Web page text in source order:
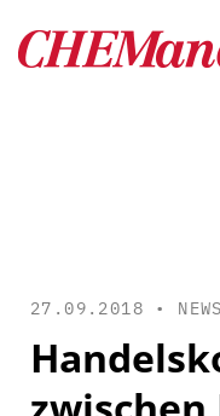
27.09.2018 • NEWS